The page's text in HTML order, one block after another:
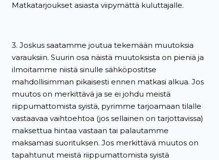
Matkatarjoukset asiasta viipymättä kuluttajalle.
3. Joskus saatamme joutua tekemään muutoksia
varauksiin. Suurin osa näistä muutoksista on pieniä ja
ilmoitamme niistä sinulle sähköpostitse
mahdollisimman pikaisesti ennen matkasi alkua. Jos
muutos on merkittävä ja se ei johdu meistä
riippumattomista syistä, pyrimme tarjoamaan tilalle
vastaavaa vaihtoehtoa (jos sellainen on tarjottavissa)
maksettua hintaa vastaan tai palautamme
maksamasi suorituksen. Jos merkittävä muutos on
tapahtunut meistä riippumattomista syistä